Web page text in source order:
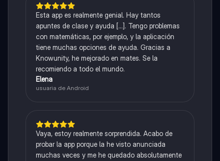
Esta app es realmente genial. Hay tantos
apuntes de clase y ayuda [...]. Tengo problemas
con matemáticas, por ejemplo, y la aplicación
tiene muchas opciones de ayuda. Gracias a
Knowunity, he mejorado en mates. Se la
recomiendo a todo el mundo.
Elena
usuaria de Android
Vaya, estoy realmente sorprendida. Acabo de
probar la app porque la he visto anunciada
muchas veces y me he quedado absolutamente